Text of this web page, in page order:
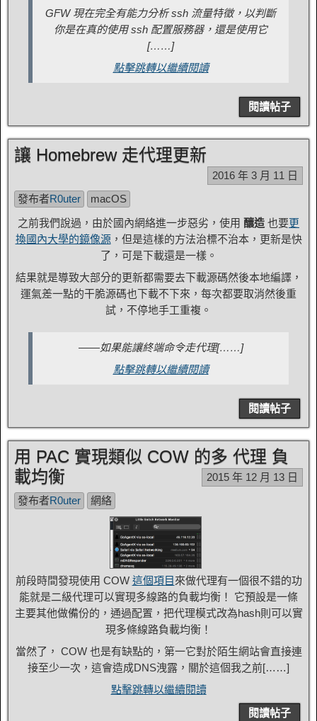
GFW 現在完全有能力分析 ssh 流量特徵，以判斷
你是在真的使用 ssh 配置服務器，還是使用它
[……]
點擊跳轉以繼續閱讀
閱讀帖子
讓 Homebrew 走代理更新
2016 年 3 月 11 日
發布者R0uter
macOS
之前我們說過，由於國內網絡進一步惡劣，使用 釀造 也要更
換國內大學的鏡像源，但是這樣的方法治標不治本，更新是快
了，可是下載還是一樣。
結果就是導致大部分的更新都需要去下載源碼然後本地編譯，
運氣差一點的干脆源碼也下載不下來，每次都要取消然後重
試，不停地手工重複。
——如果能讓終端命令走代理[……]
點擊跳轉以繼續閱讀
閱讀帖子
用 PAC 實現類似 COW 的多 代理 負
載均衡
2015 年 12 月 13 日
發布者R0uter 網絡
前段時間發現使用 COW 這個項目 來做代理有一個很不錯的功
能就是二級代理可以實現多線路的負載均衡！ 它預設是一條
主要其他做備份的，通過配置，把代理模式改為hash則可以實
現多條線路負載均衡！
當然了， COW 也是有缺點的，第一它對於陌生網站會直接連
接至少一次，這會造成DNS洩露，關於這個我之前[……]
點擊跳轉以繼續閱讀
閱讀帖子